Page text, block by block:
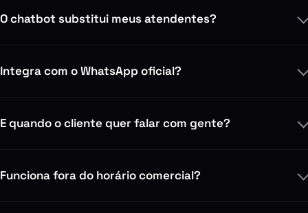
O chatbot substitui meus atendentes?
Integra com o WhatsApp oficial?
E quando o cliente quer falar com gente?
Funciona fora do horário comercial?